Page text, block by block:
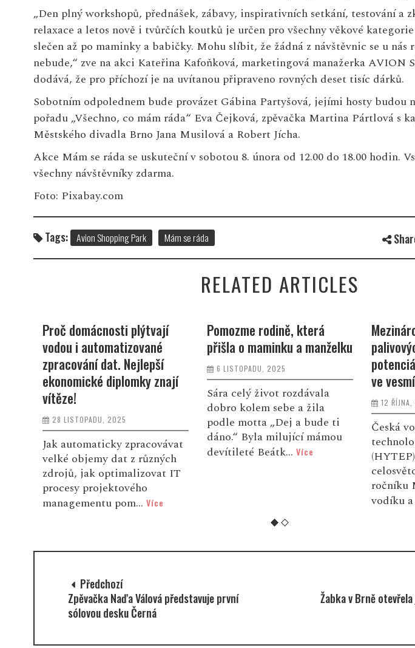
„Den plný workshopů, přednášek, zábavy, inspirativních setkání, testování a
relaxace a letos nově i tvůrčích koutků je určen pro všechny věkové
slečen až po maminky a babičky. Mohu slíbit, že žádná z návštěvnic se u nás
nebude,“ zve na akci Kateřina Kafoňková, marketingová manažerka AVION
dodává, že pro příchozí je na uvítanou připraveno rovných deset tisíc dárků.
Sobotním odpolednem bude provázet Gábina Partyšová, jejími hosty budou
pořadu „Všechno, co mám ráda“ Eva Čejková, zpěvačka Martina Pártlová s
Městského divadla Brno Jana Musilová a Robert Jícha.
Akce Mám se ráda se uskuteční v sobotou 8. února od 12.00 do 18.00 hodin.
všechny návštěvníky zdarma.
Foto: Pixabay.com
Tags: Avion Shopping Park Mám se ráda
RELATED ARTICLES
Proč domácnosti plýtvají
vodou i automatizované
zpracování dat. Nejlepší
ekonomické diplomky znají
vítěze!
28 LISTOPADU, 2025
Jak automaticky zpracovávat
velké objemy dat z různých
zdrojů, jak optimalizovat IT
procesy projektového
managementu pom... Více
Pomozme rodině, která
přišla o maminku a manželku
6 LISTOPADU, 2025
Sára celý život rozdávala
dobro kolem sebe a žila
podle motta „Dej a bude ti
dáno.“ Byla milující mámou
devítileté Beátk... Více
ve
12
Česká
ročníku
vodíku a
Předchozí
Zpěvačka Naďa Válová představuje první
sólovou desku Černá
Žabka v Brně